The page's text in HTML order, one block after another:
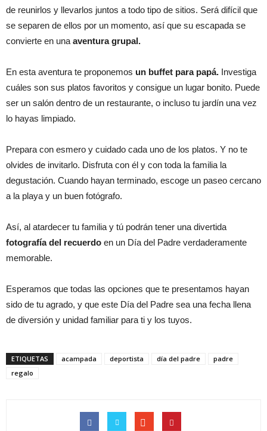
de reunirlos y llevarlos juntos a todo tipo de sitios. Será difícil que
se separen de ellos por un momento, así que su escapada se
convierte en una aventura grupal.
En esta aventura te proponemos un buffet para papá. Investiga
cuáles son sus platos favoritos y consigue un lugar bonito. Puede
ser un salón dentro de un restaurante, o incluso tu jardín una vez
lo hayas limpiado.
Prepara con esmero y cuidado cada uno de los platos. Y no te
olvides de invitarlo. Disfruta con él y con toda la familia la
degustación. Cuando hayan terminado, escoge un paseo cercano
a la playa y un buen fotógrafo.
Así, al atardecer tu familia y tú podrán tener una divertida
fotografía del recuerdo en un Día del Padre verdaderamente
memorable.
Esperamos que todas las opciones que te presentamos hayan
sido de tu agrado, y que este Día del Padre sea una fecha llena
de diversión y unidad familiar para ti y los tuyos.
ETIQUETAS acampada deportista día del padre
padre
regalo